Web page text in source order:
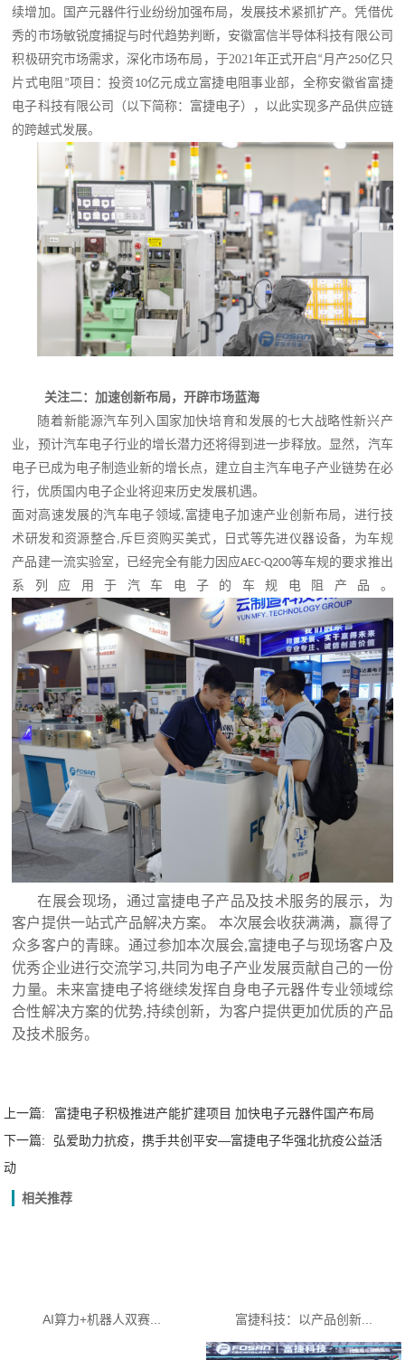
续增加。国产元器件行业纷纷加强布局，发展技术紧抓扩产。凭借优
秀的市场敏锐度捕捉与时代趋势判断， 安徽富信半导体科技有限公司
积极研究市场需求，深化市场布局， 于2021年正式开启“月产250亿只
片式电阻 ”项目：投资 10亿元成立富捷电阻事业部，全称安徽省富捷
电子科技有限公司
（以下简称：富捷电子）， 以此实现多产品供应链
的跨越式发展。
关注二：加速创新布局，开辟市场蓝海
随着新能源汽车列入国家加快培育和发展的七大战略性新兴产
业，预计汽车电子行业的增长潜力还将得到进一步释放。显然，汽车
电子已成为电子制造业新的增长点，建立自主汽车电子产业链势在必
行，优质国内电子企业将迎来历史发展机遇。
面对高速发展的汽车电子领域, 富捷电子加速产业创新布局，进行技
术研发和资源整合, 斥巨资购买美式，日式等先进仪器设备，为车规
产品建一流实验室，已经完全有能力因应AEC-Q200等车规的要求推出
系列应用于汽车电子的车规电阻产品。
在展会现场，通过富捷电子产品及技术服务的展示， 为
客户提供一站式产品解决方案。
本次展会收获满满，赢得了
众多客户的青睐。 通过参加本次展会,富捷电子与现场客户及
优秀企业进行交流学习,共同为电子产业发展贡献自己的一份
力量。未来富捷电子将继续发挥自身电子元器件专业领域综
合性解决方案的优势,持续创新，为客户提供更加优质的产品
及技术服务。
上一篇:
富捷电子积极推进产能扩建项目 加快电子元器件国产布局
下一篇:
弘爱助力抗疫，携手共创平安—富捷电子华强北抗疫公益活
动
相关推荐
AI算力+机器人双赛... 富捷科技：以产品创新...